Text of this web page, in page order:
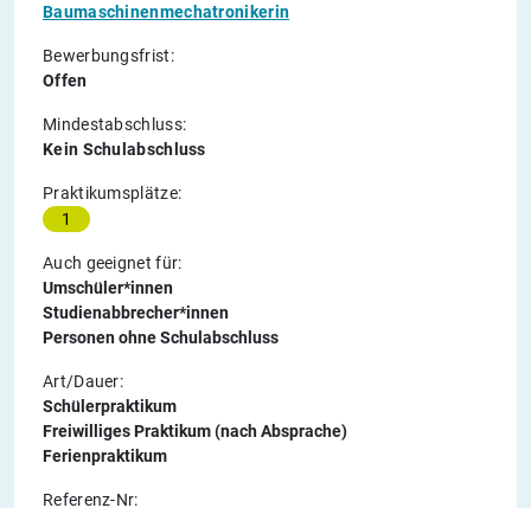
Baumaschinenmechatronikerin
Bewerbungsfrist:
Offen
Mindestabschluss:
Kein Schulabschluss
Praktikumsplätze:
1
Auch geeignet für:
Umschüler*innen
Studienabbrecher*innen
Personen ohne Schulabschluss
Art/Dauer:
Schülerpraktikum
Freiwilliges Praktikum (nach Absprache)
Ferienpraktikum
Referenz-Nr: